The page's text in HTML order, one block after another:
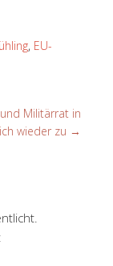
, EU-
Militärrat in
wieder zu →